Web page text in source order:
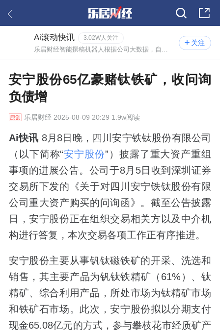
关注
Ai滚动快讯 3.02W人关注
安宁股份65亿豪赌钛铁矿，收问询
负债增
乐居财经2025-08-09 20:29 1.9w阅读
Ai快讯 8月8日晚，四川安宁铁钛股份有限公司
（以下简称“安宁股份”）披露了重大资产重组
事项的进展公告。公司于8月5日收到深圳证券
交易所下发的《关于对四川安宁铁钛股份有限
公司重大资产购买的问询函》。截至公告披露
日，安宁股份正在组织交易相关方以及中介机
构进行答复，本次交易各项工作正有序推进。
安宁股份主要从事钒钛磁铁矿的开采、洗选和
销售，其主要产品为钒钛铁精矿（61%）、钛
精矿、综合利用产品，所处市场为钛精矿市场
和铁矿石市场。此次，安宁股份拟以分期支付
现金65.08亿元的方式，参与攀枝花市经质矿产